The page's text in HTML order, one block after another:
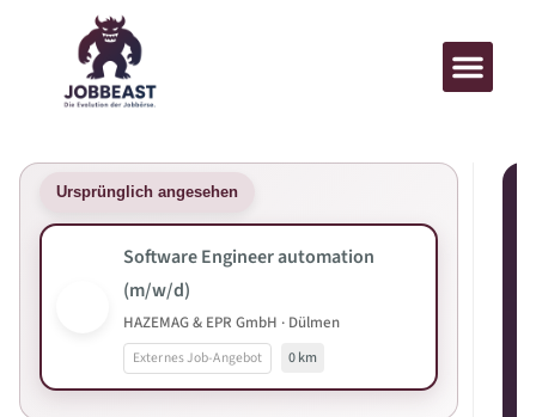
Ursprünglich angesehen
Software Engineer automation
(m/w/d)
HAZEMAG & EPR GmbH · Dülmen
Externes Job-Angebot 0 km